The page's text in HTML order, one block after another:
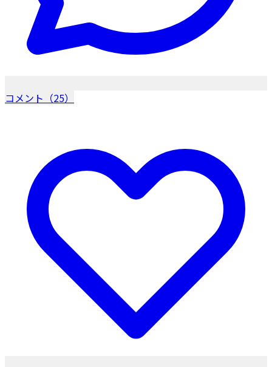
コメント（25）